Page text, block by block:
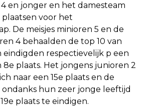
en jonger en het damesteam
voor het
De meisjes minioren 5 en de
4 behaalden de top 10 van
eindigden respectievelijk p een
8e plaats. Het jongens junioren 2
naar een 15e plaats en de
ondanks hun zeer jonge leeftijd
plaats te eindigen.